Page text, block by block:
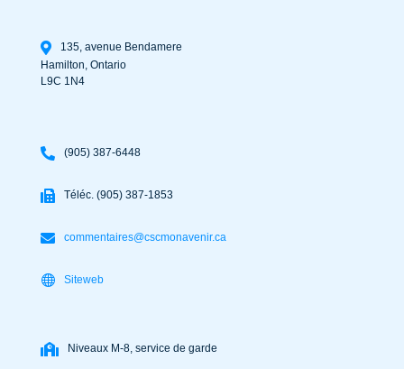
135, avenue Bendamere
Hamilton, Ontario
L9C 1N4
(905) 387-6448
Téléc. (905) 387-1853
commentaires@cscmonavenir.ca
Siteweb
Niveaux M-8, service de garde